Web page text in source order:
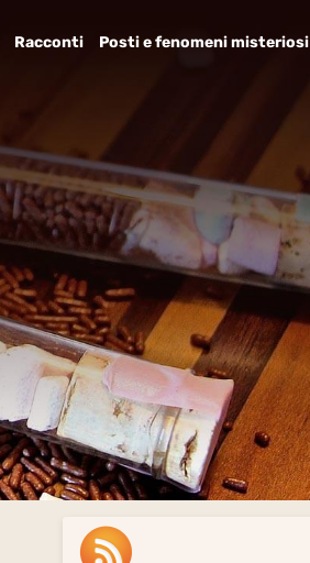
Racconti Posti e fenomeni misteriosi